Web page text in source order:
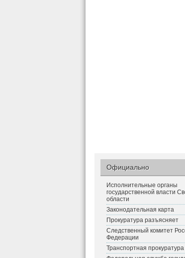
Официально
Исполнительные органы
государственной власти
области
Законодательная карта
Прокуратура разъясняет
Следственный комитет
Федерации
Транспортная прокуратура